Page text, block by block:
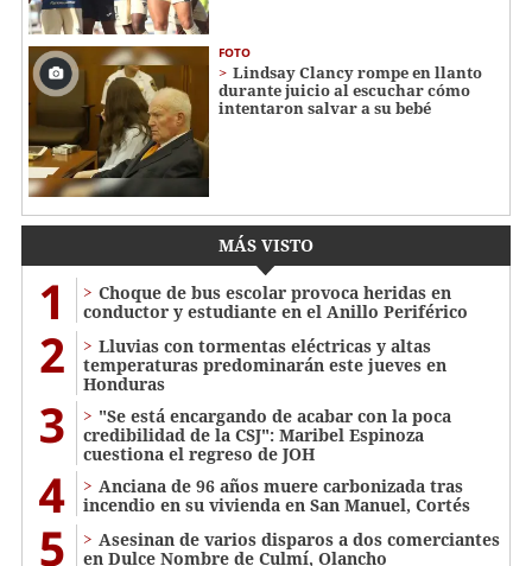
FOTO
Lindsay Clancy rompe en llanto
durante juicio al escuchar cómo
intentaron salvar a su bebé
MÁS VISTO
1
Choque de bus escolar provoca heridas en
conductor y estudiante en el Anillo Periférico
2
Lluvias con tormentas eléctricas y altas
temperaturas predominarán este jueves en
Honduras
3
"Se está encargando de acabar con la poca
credibilidad de la CSJ": Maribel Espinoza
cuestiona el regreso de JOH
4
Anciana de 96 años muere carbonizada tras
incendio en su vivienda en San Manuel, Cortés
5
Asesinan de varios disparos a dos comerciantes
en Dulce Nombre de Culmí, Olancho